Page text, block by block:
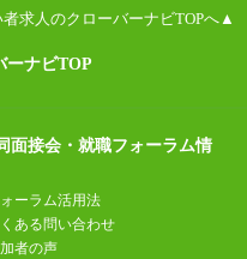
者求人のクローバーナビTOPへ▲
ーナビTOP
面接会・就職フォーラム情
ーラム活用法
ある問い合わせ
者の声